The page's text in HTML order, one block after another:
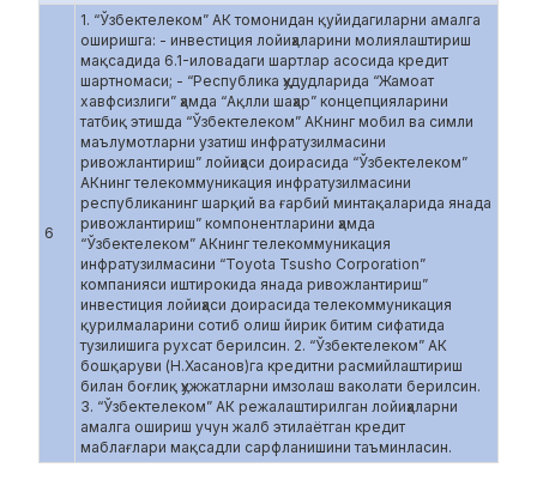
6
1. “Ўзбектелеком” АК томонидан қуйидагиларни амалга
оширишга: - инвестиция лойиҳаларини молиялаштириш
мақсадида 6.1-иловадаги шартлар асосида кредит
шартномаси; - “Республика ҳудудларида “Жамоат
хавфсизлиги” ҳамда “Ақлли шаҳар” концепцияларини
татбиқ этишда “Ўзбектелеком” АКнинг мобил ва симли
маълумотларни узатиш инфратузилмасини
ривожлантириш” лойиҳаси доирасида “Ўзбектелеком”
АКнинг телекоммуникация инфратузилмасини
республиканинг шарқий ва ғарбий минтақаларида янада
ривожлантириш” компонентларини ҳамда
“Ўзбектелеком” АКнинг телекоммуникация
инфратузилмасини “Toyota Tsusho Corporation”
компанияси иштирокида янада ривожлантириш”
инвестиция лойиҳаси доирасида телекоммуникация
қурилмаларини сотиб олиш йирик битим сифатида
тузилишига рухсат берилсин. 2. “Ўзбектелеком” АК
бошқаруви (Н.Хасанов)га кредитни расмийлаштириш
билан боғлиқ ҳужжатларни имзолаш ваколати берилсин.
3. “Ўзбектелеком” АК режалаштирилган лойиҳаларни
амалга ошириш учун жалб этилаётган кредит
маблағлари мақсадли сарфланишини таъминласин.